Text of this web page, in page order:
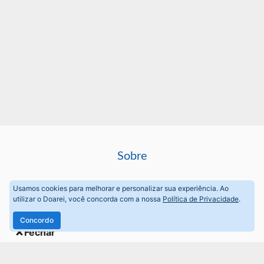
Fechar
Sobre
Perguntas frequentes
Usamos cookies para melhorar e personalizar sua experiência. Ao
utilizar o Doarei, você concorda com a nossa Política de Privacidade.
Concordo